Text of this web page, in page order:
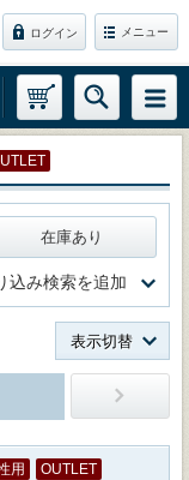
ログイン メニュー
在庫あり
込み検索を追加
表示切替
用 OUTLET